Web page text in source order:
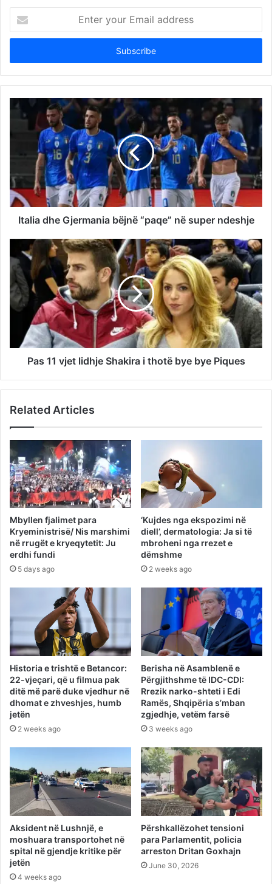
your
Email
Italia dhe Gjermania bëjnë “paqe” në super ndeshje
Pas 11 vjet lidhje Shakira i thotë bye bye Piques
Related Articles
Mbyllen fjalimet para
Kryeministrisë/ Nis marshimi
në rrugët e kryeqytetit: Ju
erdhi fundi
5 days ago
‘Kujdes nga ekspozimi në
diell’, dermatologia: Ja si të
mbroheni nga rrezet e
dëmshme
2 weeks ago
Historia e trishtë e Betancor:
22-vjeçari, që u filmua pak
ditë më parë duke vjedhur në
dhomat e zhveshjes, humb
jetën
2 weeks ago
Berisha në Asamblenë e
Përgjithshme të IDC-CDI:
Rrezik narko-shteti i Edi
Ramës, Shqipëria s’mban
zgjedhje, vetëm farsë
3 weeks ago
Aksident në Lushnjë, e
moshuara transportohet në
spital në gjendje kritike për
jetën
4 weeks ago
Përshkallëzohet tensioni
para Parlamentit, policia
arreston Dritan Goxhajn
June 30, 2026